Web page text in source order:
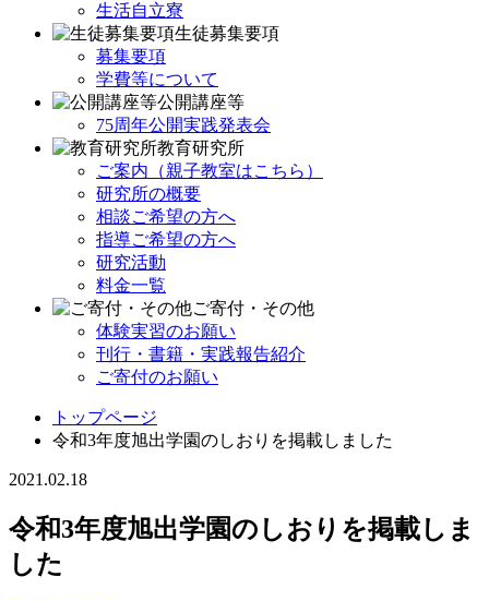
生活自立寮
生徒募集要項
募集要項
学費等について
公開講座等
75周年公開実践発表会
教育研究所
ご案内（親子教室はこちら）
研究所の概要
相談ご希望の方へ
指導ご希望の方へ
研究活動
料金一覧
ご寄付・その他
体験実習のお願い
刊行・書籍・実践報告紹介
ご寄付のお願い
トップページ
令和3年度旭出学園のしおりを掲載しました
2021.02.18
令和3年度旭出学園のしおりを掲載しま
した